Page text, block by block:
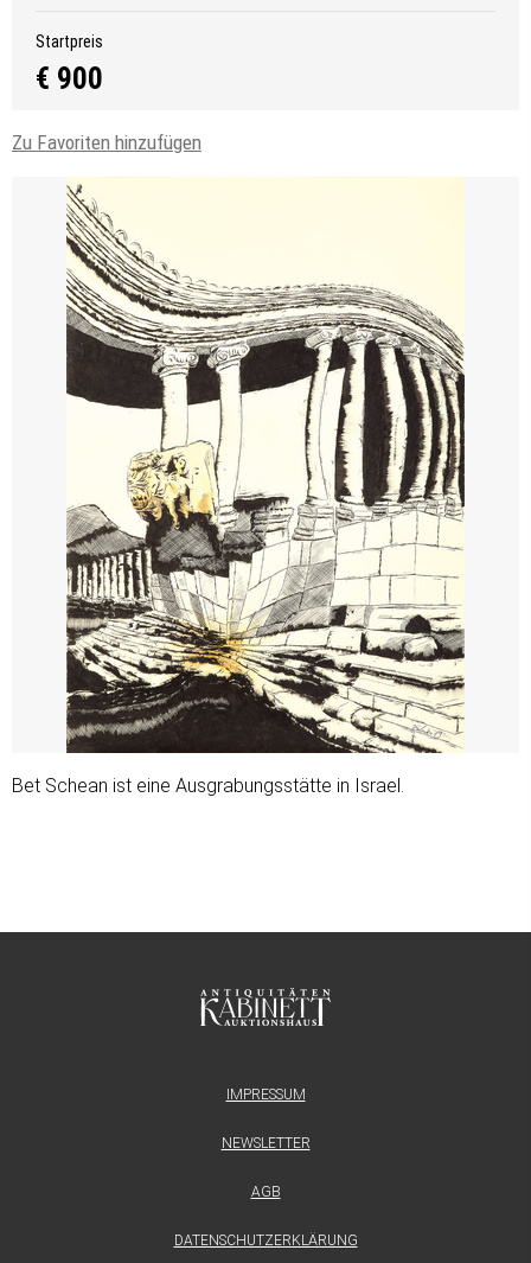
Startpreis
€ 900
Zu Favoriten hinzufügen
Bet Schean ist eine Ausgrabungsstätte in Israel.
IMPRESSUM
NEWSLETTER
AGB
DATENSCHUTZERKLÄRUNG